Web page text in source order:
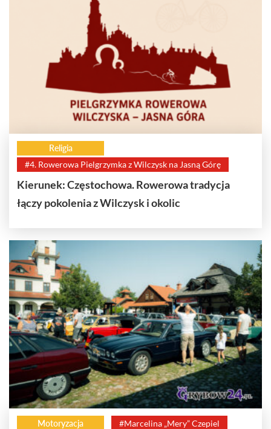
Religia
#4. Rowerowa Pielgrzymka z Wilczysk na Jasną Górę
Kierunek: Częstochowa. Rowerowa tradycja
łączy pokolenia z Wilczysk i okolic
Motoryzacja #Marcelina „Mery” Czepiel